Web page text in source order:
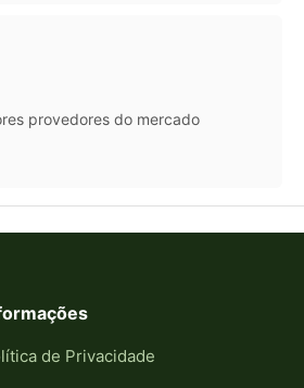
provedores do mercado
de Privacidade